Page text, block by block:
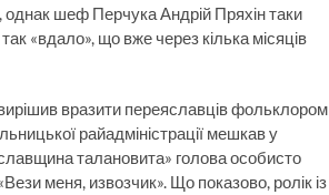
однак шеф Перчука Андрій Пряхін таки
«вдало», що вже через кілька місяців
вирішив вразити переяславців фольклором
райадміністрації мешкав у
талановита» голова особисто
меня, извозчик». Що показово, ролік із